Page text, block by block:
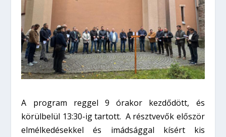
A program reggel 9 órakor kezdődött, és
körülbelül 13:30-ig tartott. A résztvevők először
elmélkedésekkel és imádsággal kísért kis